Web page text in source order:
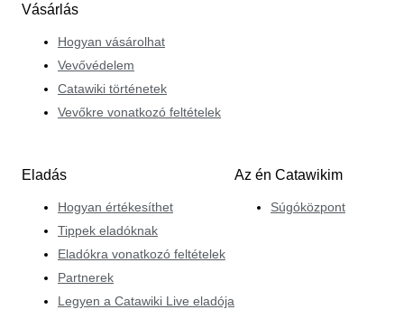
Vásárlás
Hogyan vásárolhat
Vevővédelem
Catawiki történetek
Vevőkre vonatkozó feltételek
Eladás
Hogyan értékesíthet
Tippek eladóknak
Eladókra vonatkozó feltételek
Partnerek
Legyen a Catawiki Live eladója
Az én Catawikim
Súgóközpont